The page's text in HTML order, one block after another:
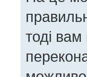
тоді